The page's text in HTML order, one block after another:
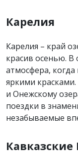
Карелия
Карелия – край
красив осенью. В
атмосфера,
яркими
и Онежскому
поездки в
незабываемые